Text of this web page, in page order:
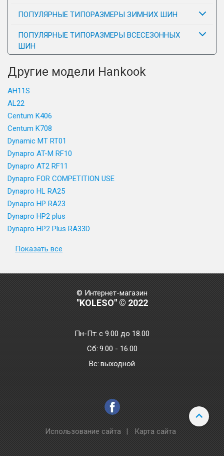
ПОПУЛЯРНЫЕ ТИПОРАЗМЕРЫ ЗИМНИХ ШИН
ПОПУЛЯРНЫЕ ТИПОРАЗМЕРЫ ВСЕСЕЗОННЫХ
ШИН
Другие модели Hankook
AH11S
AL22
Centum K406
Centum K708
Dynamic MT RT01
Dynapro AT-M RF10
Dynapro AT2 RF11
Dynapro FOR COMPETITION USE
Dynapro HL RA25
Dynapro HP RA23
Dynapro HP2 plus
Dynapro HP2 Plus RA33D
Показать все
© Интернет-магазин
"KOLESO" © 2022
Пн-Пт:с 9.00 до 18.00
Сб: 9.00 - 16.00
Bc: выходной
Использование сайта | Карта сайта